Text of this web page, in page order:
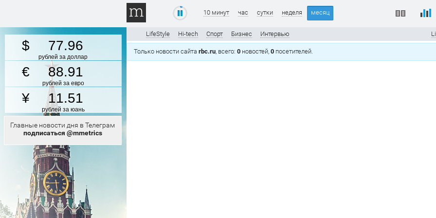
77.96
рублей за доллар
88.91
рублей за евро
11.51
рублей за юань
Главные новости дня в Телеграм
подписаться @mmetrics
10 минут час сутки неделя месяц
LifeStyle Hi-tech Спорт Бизнес Интервью
Только новости сайта rbc.ru, всего: 0 новостей, 0 посетителей.